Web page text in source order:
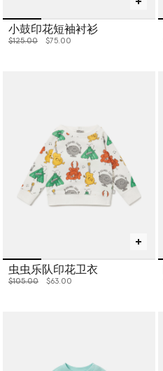
小鼓印花短袖衬衫
价格从
$125.00下降至
$75.00
虫虫乐队印花卫衣
价格从
$105.00下降至
$63.00